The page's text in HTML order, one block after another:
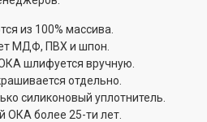
из 100% массива.
МДФ, ПВХ и шпон.
шлифуется вручную.
отдельно.
силиконовый уплотнитель.
ОКА более 25-ти лет.